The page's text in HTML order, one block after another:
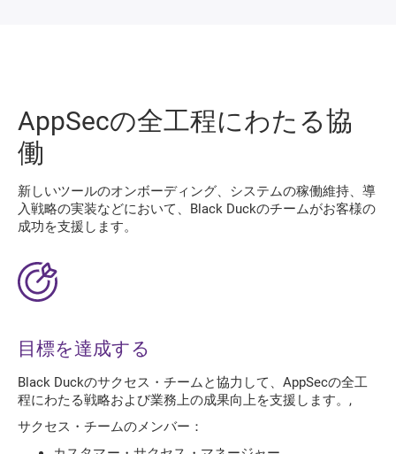
AppSecの全工程にわたる協
働
新しいツールのオンボーディング、システムの稼働維持、導
入戦略の実装などにおいて、Black Duckのチームがお客様の
成功を支援します。
目標を達成する
Black Duckのサクセス・チームと協力して、AppSecの全工
程にわたる戦略および業務上の成果向上を支援します。,
サクセス・チームのメンバー：